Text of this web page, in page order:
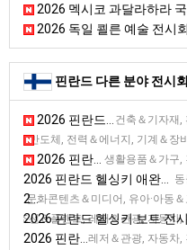
2026 멕시코 과달라하라 국제 도서 전시회 [FIL
2026 독일 쾰른 예술 전시회 [ART
핀란드 다른 분야 전시회
건축＆기자재
2026 핀란드 헬싱키 건축 전시회 [FinnBuild]
자＆반도체, 전력＆에너지, 기계＆
2026 핀란드 땀페레 산업
생활용품＆가구
2026 핀란드 헬싱키 인테리어 전시회 [HABITARE]
2026 핀란드 헬싱키 애완동물 전시회 [Lemmikkimessut]
문화콘텐츠＆미디어, 유아·아
2026 핀란드 헬싱키 어린이 용품 전시회 [Child Fair]
조선＆플랜트, 레저＆관광, 자동
2026 핀란드 헬싱키 보트 전
레저＆관광, 자동차
2026 핀란드 헬싱키 모터바이크 전시회 [MP]